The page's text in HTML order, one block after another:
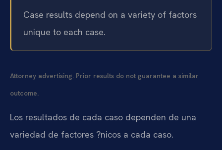
Case results depend on a variety of factors
unique to each case.
Attorney advertising. Prior results do not guarantee a similar
outcome.
Los resultados de cada caso dependen de una
variedad de factores ?nicos a cada caso.